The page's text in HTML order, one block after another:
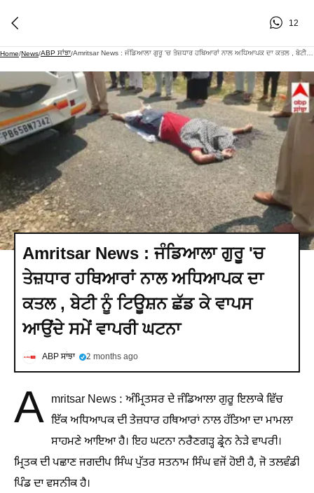
12
Home/News/ABP ਸਾਂਝਾ/
Amritsar News : ਜੰਡਿਆਲਾ ਗੁਰੂ 'ਚ
ਤੇਜ਼ਧਾਰ ਹਥਿਆਰਾਂ ਨਾਲ ਅਧਿਆਪਕ ਦਾ
ਕਤਲ , ਬੇਟੀ ਨੂੰ ਟਿਊਸ਼ਨ ਛੱਡ ਕੇ ਵਾਪਸ
ਆਉਂਦੇ ਸਮੇਂ ਵਾਪਰੀ ਘਟਨਾ
ABP ਸਾਂਝਾ 2 months ago
A mritsar News : ਅੰਮ੍ਰਿਤਸਰ ਦੇ ਜੰਡਿਆਲਾ ਗੁਰੂ ਇਲਾਕੇ ਵਿੱਚ
ਇੱਕ ਅਧਿਆਪਕ ਦੀ ਤੇਜ਼ਧਾਰ ਹਥਿਆਰਾਂ ਨਾਲ ਹੱਤਿਆ ਦਾ ਮਾਮਲਾ
ਸਾਹਮਣੇ ਆਇਆ ਹੈ। ਇਹ ਘਟਨਾ ਨਰੈਣਗੜ੍ਹ ਡ੍ਰੇਨ ਨੇੜੇ ਵਾਪਰੀ।
ਮ੍ਰਿਤਕ ਦੀ ਪਛਾਣ ਜਗਦੀਪ ਸਿੰਘ ਪੁੱਤਰ ਸਤਨਾਮ ਸਿੰਘ ਵਜੋਂ ਹੋਈ ਹੈ, ਜੋ ਤਲਵੰਡੀ
ਪਿੰਡ ਦਾ ਵਸਨੀਕ ਹੈ।